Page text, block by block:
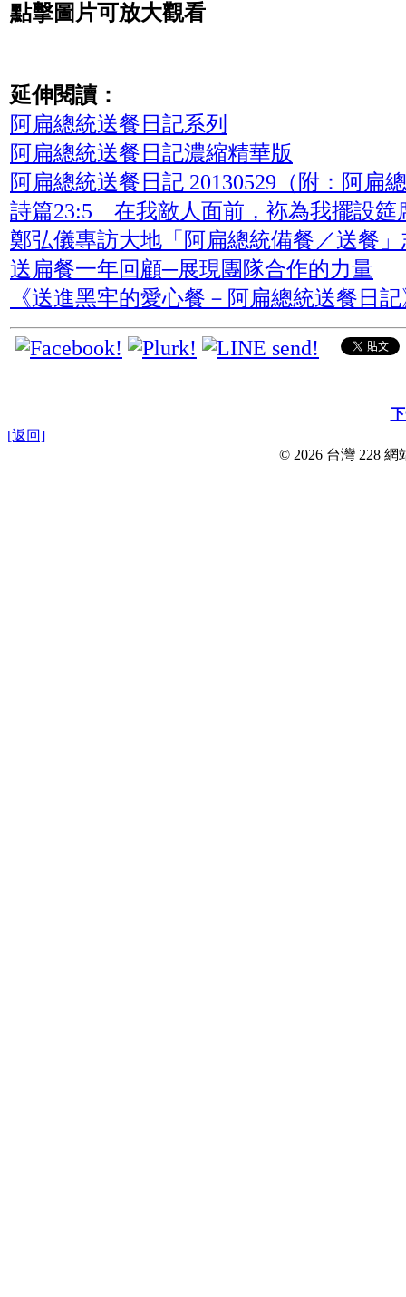
點擊圖片可放大觀看
延伸閱讀：
阿扁總統送餐日記系列
阿扁總統送餐日記濃縮精華版
阿扁總統送餐日記 20130529（附：阿扁
詩篇23:5 在我敵人面前，袮為我擺設筵
鄭弘儀專訪大地「阿扁總統備餐／送餐
送扁餐一年回顧─展現團隊合作的力量
《送進黑牢的愛心餐－阿扁總統送餐日
[返回]
© 2026 台灣 228 網